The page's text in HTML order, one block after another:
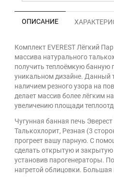
ОПИСАНИЕ
Комплект EVEREST Лёгкий
массива натурального
получить теплоёмкую банную
уникальном дизайне. Данный
наличием резного узора на
делает массив более лёгким
увеличению площади
Чугунная банная печь
Талькохлорит, Резная (3
прогреет вашу парную. С
сделать открытую и
установив парогенераторы.
нагретой облицовки.